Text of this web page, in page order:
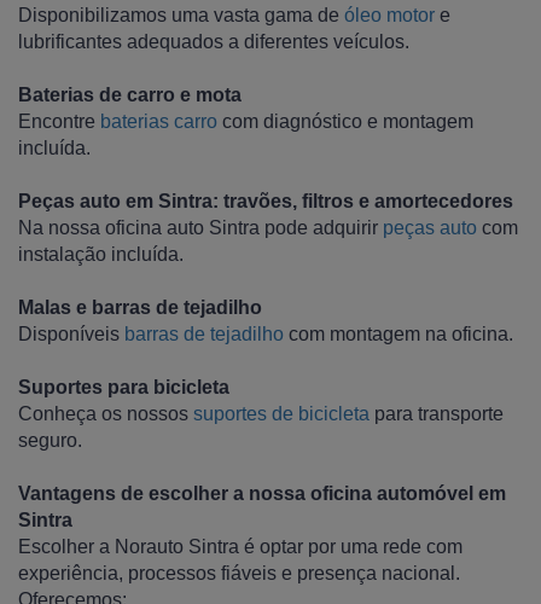
Disponibilizamos uma vasta gama de óleo motor e
lubrificantes adequados a diferentes veículos.
Baterias de carro e mota
Encontre baterias carro com diagnóstico e montagem
incluída.
Peças auto em Sintra: travões, filtros e amortecedores
Na nossa oficina auto Sintra pode adquirir peças auto com
instalação incluída.
Malas e barras de tejadilho
Disponíveis barras de tejadilho com montagem na oficina.
Suportes para bicicleta
Conheça os nossos suportes de bicicleta para transporte
seguro.
Vantagens de escolher a nossa oficina automóvel em
Sintra
Escolher a Norauto Sintra é optar por uma rede com
experiência, processos fiáveis e presença nacional.
Oferecemos: